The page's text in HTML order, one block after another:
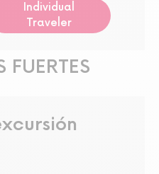
Individual
Traveler
FUERTES